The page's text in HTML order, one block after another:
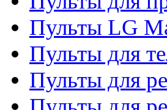
Пульты LG
Пульты для
Пульты для